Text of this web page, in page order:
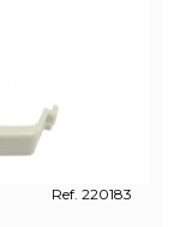
Ref. 220183